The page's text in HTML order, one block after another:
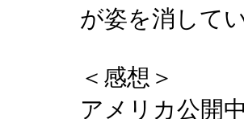
が姿を消して
＜感想＞
アメリカ公開